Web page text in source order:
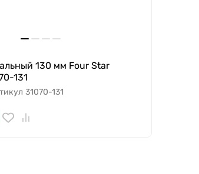
130 мм Four Star
131
31070-131